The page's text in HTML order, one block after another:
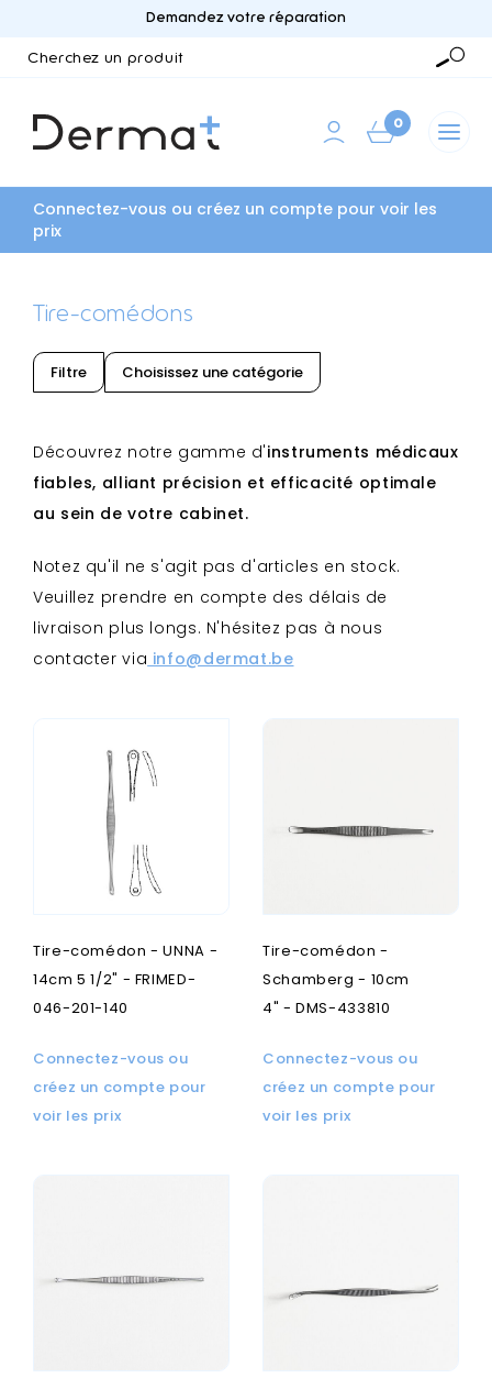
Demandez votre réparation
0
Connectez-vous ou créez un compte pour voir les
prix
Tire-comédons
Filtre Choisissez une catégorie
Découvrez notre gamme d'instruments médicaux
fiables, alliant précision et efficacité optimale
au sein de votre cabinet.
Notez qu'il ne s'agit pas d'articles en stock.
Veuillez prendre en compte des délais de
livraison plus longs. N'hésitez pas à nous
contacter via info@dermat.be
Tire-comédon - UNNA -
14cm 5 1/2" - FRIMED-
046-201-140
Connectez-vous ou
créez un compte pour
voir les prix
Tire-comédon -
Schamberg - 10cm
4" - DMS-433810
Connectez-vous ou
créez un compte pour
voir les prix